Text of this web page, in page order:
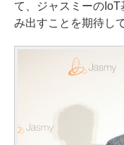
て、ジャスミーの
み出すことを期待し